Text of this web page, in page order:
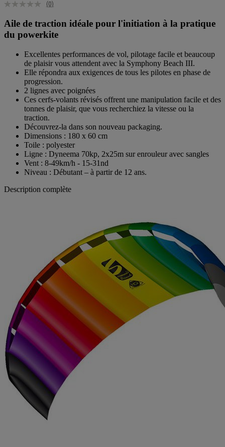
(0)
Aile de traction idéale pour l'initiation à la pratique
du powerkite
Excellentes performances de vol, pilotage facile et beaucoup
de plaisir vous attendent avec la Symphony Beach III.
Elle répondra aux exigences de tous les pilotes en phase de
progression.
2 lignes avec poignées
Ces cerfs-volants révisés offrent une manipulation facile et des
tonnes de plaisir, que vous recherchiez la vitesse ou la
traction.
Découvrez-la dans son nouveau packaging.
Dimensions : 180 x 60 cm
Toile : polyester
Ligne : Dyneema 70kp, 2x25m sur enrouleur avec sangles
Vent : 8-49km/h - 15-31nd
Niveau : Débutant – à partir de 12 ans.
Description complète